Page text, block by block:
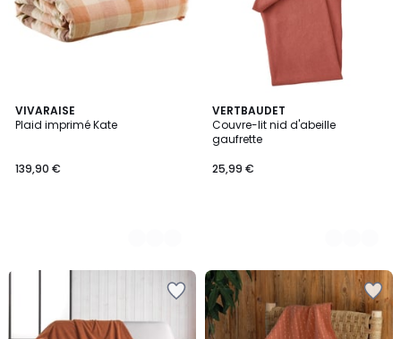
VIVARAISE
Plaid imprimé Kate
139,90 €
4
Couleurs
VERTBAUDET
Couvre-lit nid d'abeille
gaufrette
25,99 €
2
Couleurs